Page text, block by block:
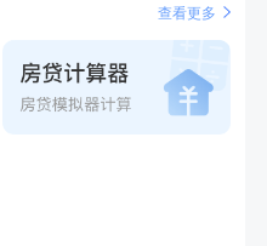
查看更多